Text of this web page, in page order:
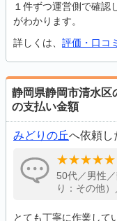
１件ずつ運営側で確認
がわかります。
詳しくは、 評価・口コ
静岡県静岡市清水区
の支払い金額
みどりの丘へ依頼し
50代／男性
り：その他
とても丁寧に作業して